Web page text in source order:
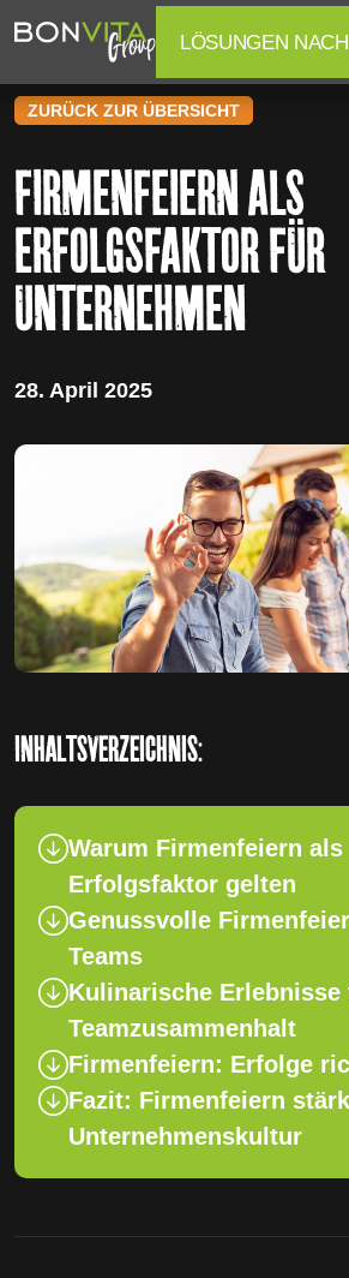
LÖSUNGEN
ZURÜCK ZUR ÜBERSICHT
FIRMENFEIERN ALS
ERFOLGSFAKTOR FÜR
UNTERNEHMEN
28. April 2025
INHALTSVERZEICHNIS:
Warum Firmenfeiern als
Erfolgsfaktor gelten
Genussvolle
Teams
Kulinarische Erlebnisse
Teamzusammenhalt
Firmenfeiern: Erfolge
Fazit: Firmenfeiern
Unternehmenskultur